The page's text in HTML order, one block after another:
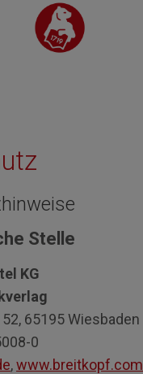
Stelle
KG
65195 Wiesbaden
0
,www.breitkopf.com